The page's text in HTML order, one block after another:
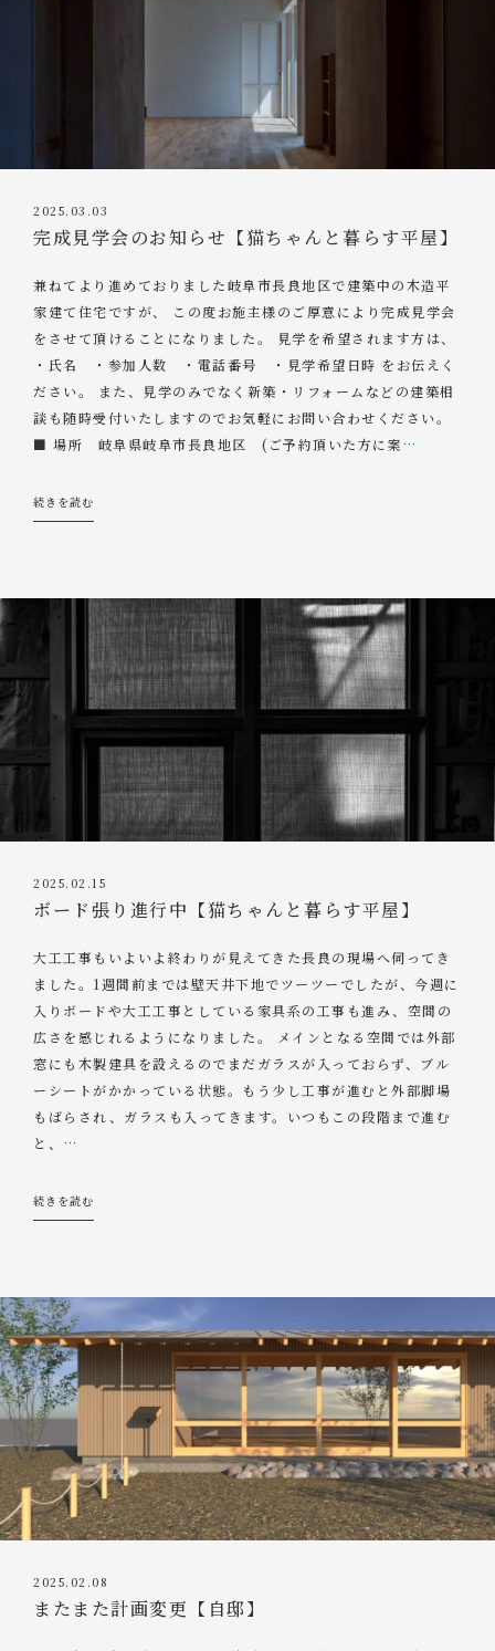
2025.03.03
完成見学会のお知らせ【猫ちゃんと暮らす平屋】
兼ねてより進めておりました岐阜市長良地区で建築中の木造平
家建て住宅ですが、 この度お施主様のご厚意により完成見学会
をさせて頂けることになりました。 見学を希望されます方は、
・氏名 ・参加人数 ・電話番号 ・見学希望日時 をお伝えく
ださい。 また、見学のみでなく新築・リフォームなどの建築相
談も随時受付いたしますのでお気軽にお問い合わせください。
■ 場所 岐阜県岐阜市長良地区 (ご予約頂いた方に案…
続きを読む
2025.02.15
ボード張り進行中【猫ちゃんと暮らす平屋】
大工工事もいよいよ終わりが見えてきた長良の現場へ伺ってき
ました。1週間前までは壁天井下地でツーツーでしたが、今週に
入りボードや大工工事としている家具系の工事も進み、空間の
広さを感じれるようになりました。 メインとなる空間では外部
窓にも木製建具を設えるのでまだガラスが入っておらず、ブル
ーシートがかかっている状態。もう少し工事が進むと外部脚場
もばらされ、ガラスも入ってきます。いつもこの段階まで進む
と、 …
続きを読む
2025.02.08
またまた計画変更【自邸】